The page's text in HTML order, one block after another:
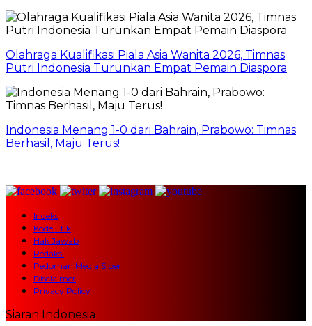
Olahraga Kualifikasi Piala Asia Wanita 2026, Timnas
Putri Indonesia Turunkan Empat Pemain Diaspora
Indonesia Menang 1-0 dari Bahrain, Prabowo: Timnas
Berhasil, Maju Terus!
Indeks
Kode Etik
Hak Jawab
Redaksi
Pedoman Media Siber
Disclaimer
Privacy Policy
Siaran Indonesia